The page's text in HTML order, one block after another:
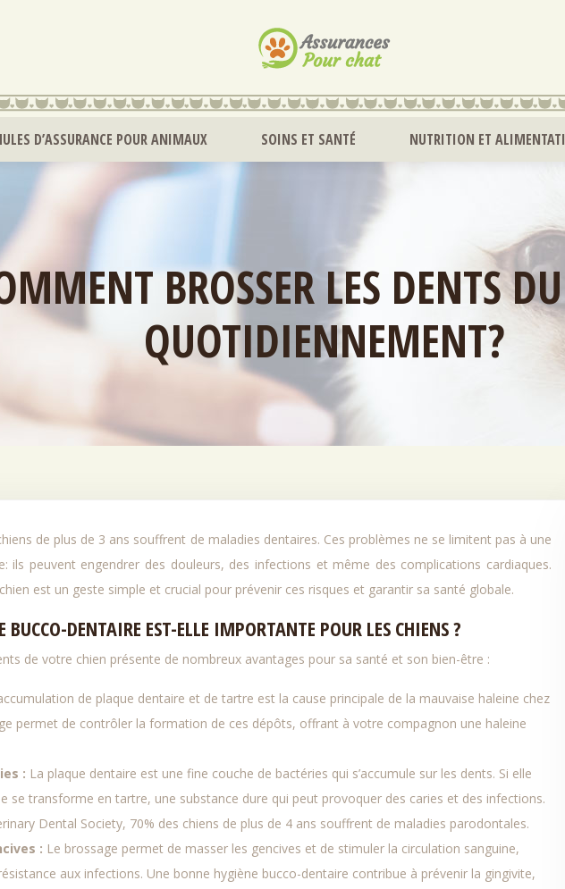
D’ASSURANCE POUR ANIMAUX SOINS ET SANTÉ NUTRITION ET
BROSSER LES DENTS
QUOTIDIENNEMENT?
ils peuvent engendrer des douleurs, des infections et même des complications cardiaques.
est un geste simple et crucial pour prévenir ces risques et garantir sa santé globale.
BUCCO-DENTAIRE EST-ELLE IMPORTANTE POUR LES CHIENS ?
de votre chien présente de nombreux avantages pour sa santé et son bien-être :
de plaque dentaire et de tartre est la cause principale de la mauvaise haleine chez
permet de contrôler la formation de ces dépôts, offrant à votre compagnon une haleine
: La plaque dentaire est une fine couche de bactéries qui s’accumule sur les dents. Si elle
se transforme en tartre, une substance dure qui peut provoquer des caries et des infections.
Dental Society, 70% des chiens de plus de 4 ans souffrent de maladies parodontales.
: Le brossage permet de masser les gencives et de stimuler la circulation sanguine,
aux infections. Une bonne hygiène bucco-dentaire contribue à prévenir la gingivite,